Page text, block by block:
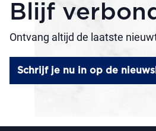
Blijf
Ontvang altijd de laatste
Schrijf je nu in op de